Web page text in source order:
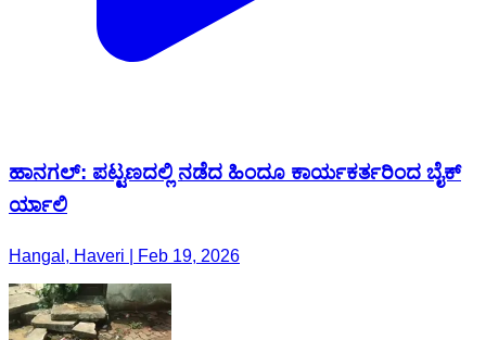
ಹಾನಗಲ್: ಪಟ್ಟಣದಲ್ಲಿ ನಡೆದ ಹಿಂದೂ ಕಾರ್ಯಕರ್ತರಿಂದ ಬೈಕ್
ರ್ಯಾಲಿ
Hangal, Haveri | Feb 19, 2026